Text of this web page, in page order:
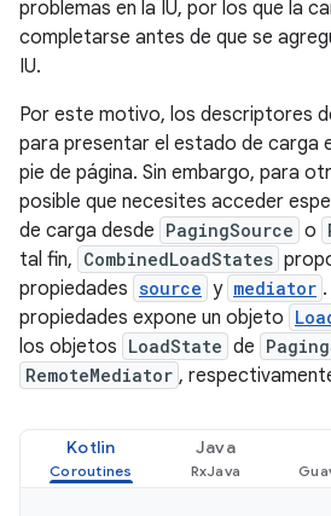
problemas en la IU, por los que la
completarse antes de que se
IU.
Por este motivo, los descriptores
para presentar el estado de carga
pie de página. Sin embargo, para
posible que necesites acceder
de carga desde PagingSource o
tal fin, CombinedLoadStates
propiedades source y mediator
propiedades expone un objeto
los objetos LoadState de
RemoteMediator ,
Kotlin Java